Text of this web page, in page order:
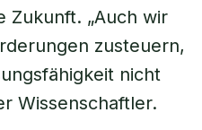
Zukunft. „Auch wir
zusteuern,
nicht
Wissenschaftler.